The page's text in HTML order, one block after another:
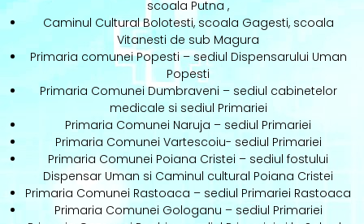
scoala Putna ,
Caminul Cultural Bolotesti, scoala Gagesti, scoala
Vitanesti de sub Magura
Primaria comunei Popesti – sediul Dispensarului Uman
Popesti
Primaria Comunei Dumbraveni – sediul cabinetelor
medicale si sediul Primariei
Primaria Comunei Naruja – sediul Primariei
Primaria Comunei Vartescoiu- sediul Primariei
Primaria Comunei Poiana Cristei – sediul fostului
Dispensar Uman si Caminul cultural Poiana Cristei
Primaria Comunei Rastoaca – sediul Primariei Rastoaca
Primaria Comunei Gologanu – sediul Primariei